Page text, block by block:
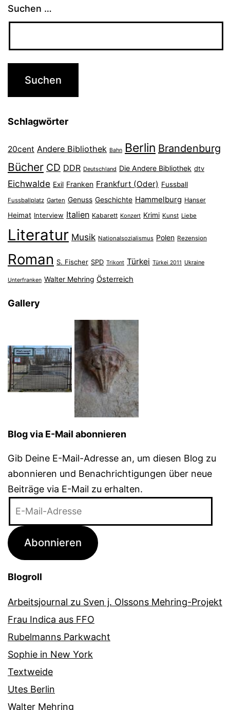
Suchen …
Schlagwörter
20cent Andere Bibliothek Bahn Berlin Brandenburg
Bücher CD DDR Deutschland Die Andere Bibliothek dtv
Eichwalde Exil Franken Frankfurt (Oder) Fussball
Fussballplatz Garten Genuss Geschichte Hammelburg Hanser
Heimat Interview Italien Kabarett Konzert Krimi Kunst Liebe
Literatur Musik Nationalsozialismus Polen Rezension
Roman S. Fischer SPD Trikont Türkei Türkei 2011 Ukraine
Unterfranken Walter Mehring Österreich
Gallery
Blog via E-Mail abonnieren
Gib Deine E-Mail-Adresse an, um diesen Blog zu
abonnieren und Benachrichtigungen über neue
Beiträge via E-Mail zu erhalten.
Adresse
Abonnieren
Blogroll
Arbeitsjournal zu Sven j. Olssons Mehring-Projekt
Frau Indica aus FFO
Rubelmanns Parkwacht
Sophie in New York
Textweide
Utes Berlin
Walter Mehring